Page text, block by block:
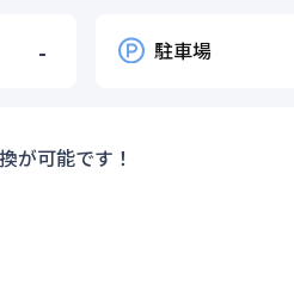
- 駐車場
が可能です！